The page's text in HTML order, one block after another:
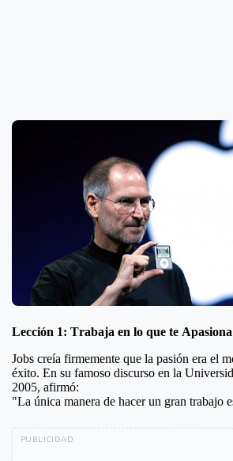
Lección 1: Trabaja en lo que te Apasiona
Jobs creía firmemente que la pasión era el
éxito. En su famoso discurso en la
2005, afirmó:
"La única manera de hacer un gran trabajo